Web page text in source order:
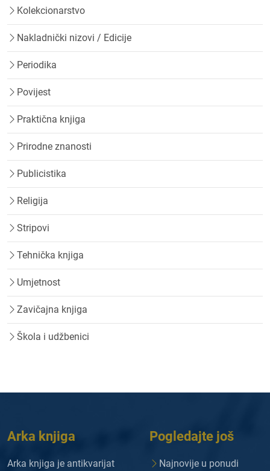
Kolekcionarstvo
Nakladnički nizovi / Edicije
Periodika
Povijest
Praktična knjiga
Prirodne znanosti
Publicistika
Religija
Stripovi
Tehnička knjiga
Umjetnost
Zavičajna knjiga
Škola i udžbenici
Arka knjiga
Arka knjiga je antikvarijat
Pogledajte još
Najnovije u ponudi